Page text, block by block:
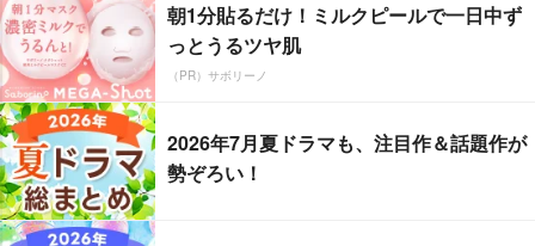
朝1分貼るだけ！ミルクピールで一日中ず
っとうるツヤ肌
（PR）サボリーノ
2026年7月夏ドラマも、注目作＆話題作が
勢ぞろい！